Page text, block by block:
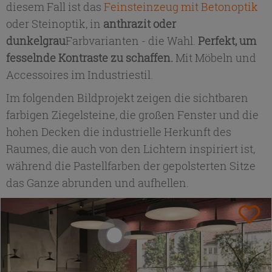
diesem Fall ist das Feinsteinzeug mit Betonoptik
oder Steinoptik, in anthrazit oder
dunkelgrauFarbvarianten - die Wahl. Perfekt, um
fesselnde Kontraste zu schaffen. Mit Möbeln und
Accessoires im Industriestil.
Im folgenden Bildprojekt zeigen die sichtbaren
farbigen Ziegelsteine, die großen Fenster und die
hohen Decken die industrielle Herkunft des
Raumes, die auch von den Lichtern inspiriert ist,
während die Pastellfarben der gepolsterten Sitze
das Ganze abrunden und aufhellen.